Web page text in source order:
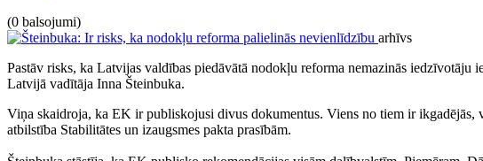
(0 balsojumi)
arhīvs
Pastāv risks, ka Latvijas valdības piedāvātā nodokļu reforma nemazinās
Latvijā vadītāja Inna Šteinbuka.
Viņa skaidroja, ka EK ir publiskojusi divus dokumentus. Viens no tiem ir ikgadējās,
atbilstība Stabilitātes un izaugsmes pakta prasībām.